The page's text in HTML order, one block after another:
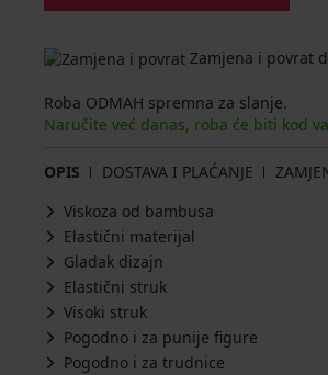
Zamjena i povrat
Roba ODMAH spremna za slanje.
Naručite već danas, roba će biti kod
OPIS DOSTAVA I PLAĆANJE
Viskoza od bambusa
Elastični materijal
Gladak dizajn
Elastični struk
Visoki struk
Pogodno i za punije figure
Pogodno i za trudnice